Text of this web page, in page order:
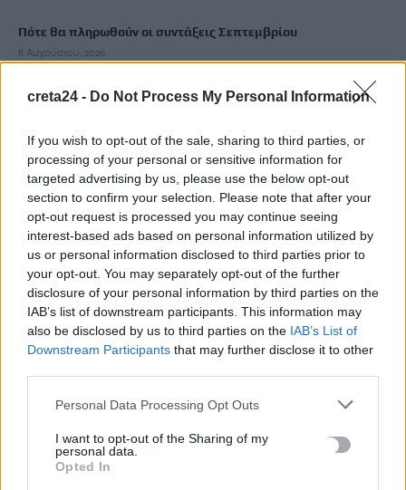
creta24 - Do Not Process My Personal Information
If you wish to opt-out of the sale, sharing to third parties, or
processing of your personal or sensitive information for
targeted advertising by us, please use the below opt-out
section to confirm your selection. Please note that after your
opt-out request is processed you may continue seeing
interest-based ads based on personal information utilized by
us or personal information disclosed to third parties prior to
your opt-out. You may separately opt-out of the further
disclosure of your personal information by third parties on the
IAB’s list of downstream participants. This information may
also be disclosed by us to third parties on the IAB’s List of
Downstream Participants that may further disclose it to other
Personal Data Processing Opt Outs
I want to opt-out of the Sharing of my
personal data.
Opted In
Πότε θα πληρωθούν οι συντάξεις Σεπτεμβρίου
8 Αυγούστου, 2026
Τα κύματα καύσωνα στην Ιταλία, τη Γαλλία και την Ισπανία
8 Αυγούστου, 2026
Λεύκανση δοντιών: Συμβουλές ειδικών για ένα πιο λαμπερό
χαμόγελο
8 Αυγούστου, 2026
Τρόμος για δύτες: Ήρθαν πρόσωπο με πρόσωπο με λευκό
καρχαρία
8 Αυγούστου, 2026
υποχρεώσεις των επιχειρήσεων
Δεκαπενταύγουστος: Πώς θα πληρωθούν όσοι εργαστούν –